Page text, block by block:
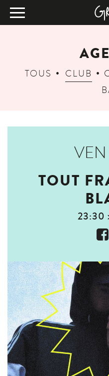
TOUS CLUB
VEN
TOUT
23:30